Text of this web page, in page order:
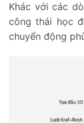
Khác với các
công thái học
chuyển động